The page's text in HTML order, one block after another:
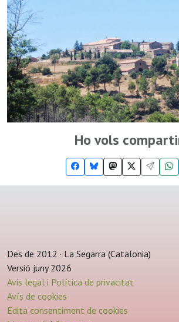
Ho vols
Des de 2012 · La Segarra (Catalonia)
Versió juny 2026
Avis legal i Política de privacitat
Avís de cookies
Edita consentiment de cookies